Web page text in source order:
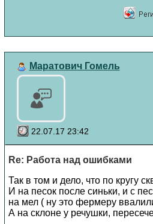
Маратович Гомель
22.07.17 23:42
Re: Работа над ошибками
Так в том и дело, что по кругу
И на песок после синьки, и с
на мел ( ну это фермеру
А на склоне у речушки,